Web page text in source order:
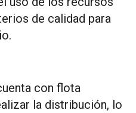
de calidad para
con flota
la distribución, lo